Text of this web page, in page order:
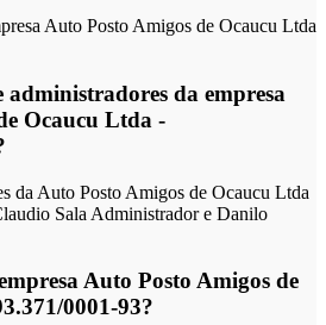
Auto Posto Amigos de Ocaucu Ltda
administradores da empresa
Ocaucu Ltda -
da Auto Posto Amigos de Ocaucu Ltda
Sala Administrador e Danilo
Auto Posto Amigos de
0001-93?